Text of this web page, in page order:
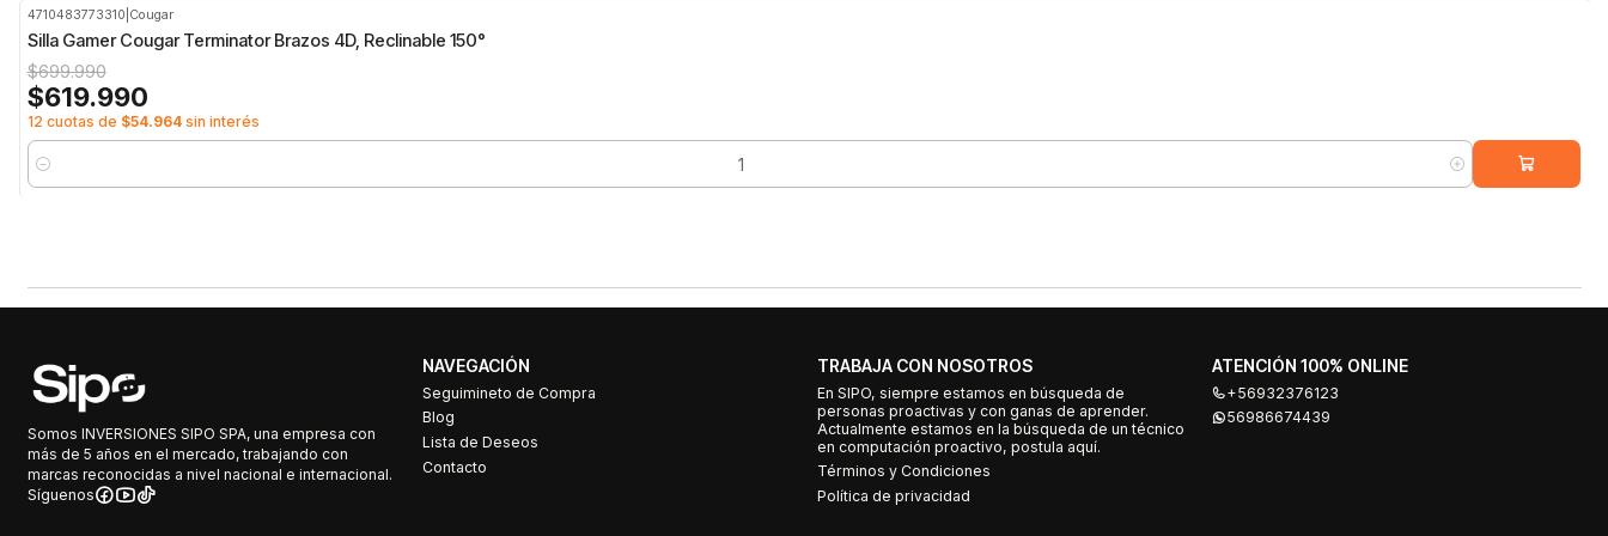
4710483773310 Cougar
Silla Gamer Cougar Terminator Brazos 4D, Reclinable 150°
$699.990
$619.990
12 cuotas de $54.964sin interés
Cantidad
Somos INVERSIONES SIPO SPA, una empresa con
más de 5 años en el mercado, trabajando con
marcas reconocidas a nivel nacional e internacional.
Síguenos
NAVEGACIÓN
Seguimineto de Compra
Blog
Lista de Deseos
Contacto
TRABAJA CON NOSOTROS
En SIPO, siempre estamos en búsqueda de
personas proactivas y con ganas de aprender.
Actualmente estamos en la búsqueda de un técnico
en computación proactivo, postula aquí.
Términos y Condiciones
Política de privacidad
ATENCIÓN 100% ONLINE
+56932376123
56986674439